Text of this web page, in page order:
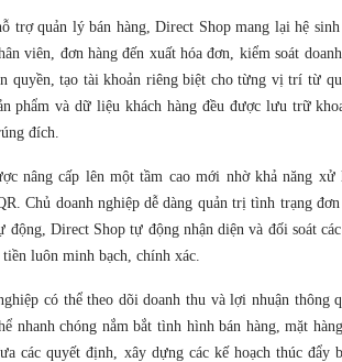
trợ quản lý bán hàng, Direct Shop mang lại hệ
viên, đơn hàng đến xuất hóa đơn, kiểm soát
quyền, tạo tài khoản riêng biệt cho từng vị trí từ
phẩm và dữ liệu khách hàng đều được lưu trữ
đích.
nâng cấp lên một tầm cao mới nhờ khả năng
Chủ doanh nghiệp dễ dàng quản trị tình trạng
động, Direct Shop tự động nhận diện và đối soát
luôn minh bạch, chính xác.
có thể theo dõi doanh thu và lợi nhuận thông
nhanh chóng nắm bắt tình hình bán hàng, mặt
các quyết định, xây dựng các kế hoạch thúc